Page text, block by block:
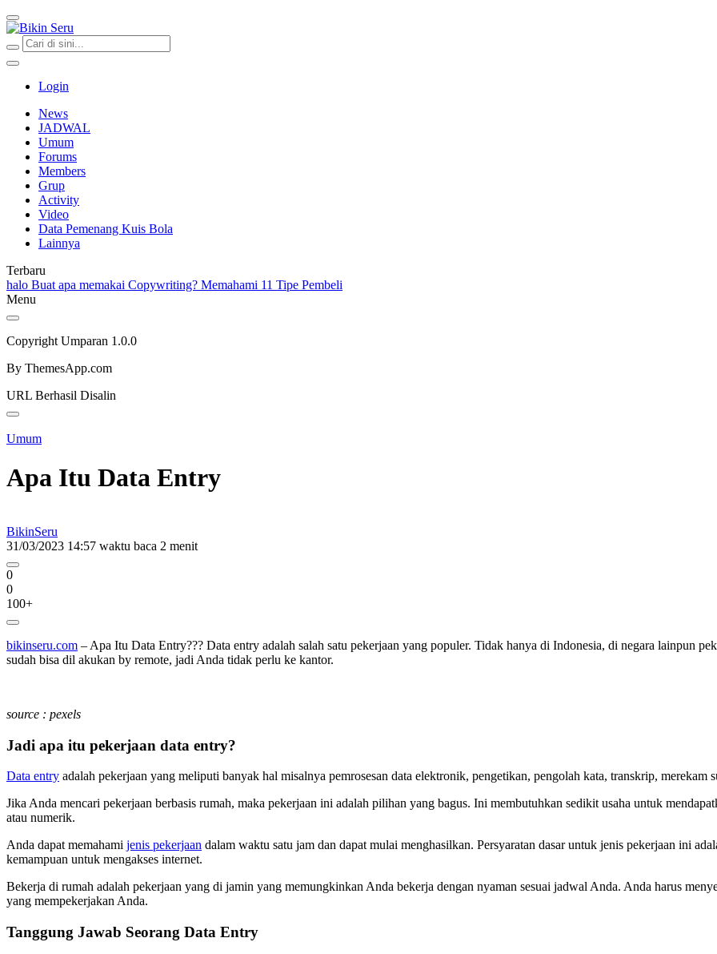
Bikin Seru
Login
News
JADWAL
Umum
Forums
Members
Grup
Activity
Video
Data Pemenang Kuis Bola
Lainnya
Terbaru
halo Buat apa memakai Copywriting? Memahami 11 Tipe Pembeli
Menu
Copyright Umparan 1.0.0
By ThemesApp.com
URL Berhasil Disalin
Umum
Apa Itu Data Entry
BikinSeru
31/03/2023 14:57 waktu baca 2 menit
0
0
100+
bikinseru.com – Apa Itu Data Entry??? Data entry adalah salah satu pekerjaan yang populer. Tidak hanya di Indonesia, di negara lainpun
sudah bisa dil akukan by remote, jadi Anda tidak perlu ke kantor.
source : pexels
Jadi apa itu pekerjaan data entry?
Data entry adalah pekerjaan yang meliputi banyak hal misalnya pemrosesan data elektronik, pengetikan, pengolah kata, transkrip, merekam
Jika Anda mencari pekerjaan berbasis rumah, maka pekerjaan ini adalah pilihan yang bagus. Ini membutuhkan sedikit usaha untuk
atau numerik.
Anda dapat memahami jenis pekerjaan dalam waktu satu jam dan dapat mulai menghasilkan. Persyaratan dasar untuk jenis pekerjaan ini
kemampuan untuk mengakses internet.
Bekerja di rumah adalah pekerjaan yang di jamin yang memungkinkan Anda bekerja dengan nyaman sesuai jadwal Anda. Anda harus
yang mempekerjakan Anda.
Tanggung Jawab Seorang Data Entry